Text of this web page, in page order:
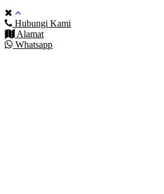
Hubungi Kami
Alamat
Whatsapp